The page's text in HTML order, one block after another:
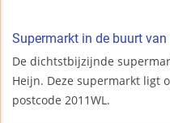
Supermarkt in de buurt
De dichtstbijzijnde
Heijn. Deze supermarkt ligt
postcode 2011WL.